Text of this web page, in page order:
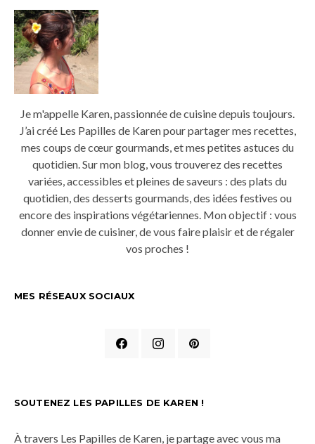
Je m'appelle Karen, passionnée de cuisine depuis toujours.
J’ai créé Les Papilles de Karen pour partager mes recettes,
mes coups de cœur gourmands, et mes petites astuces du
quotidien. Sur mon blog, vous trouverez des recettes
variées, accessibles et pleines de saveurs : des plats du
quotidien, des desserts gourmands, des idées festives ou
encore des inspirations végétariennes. Mon objectif : vous
donner envie de cuisiner, de vous faire plaisir et de régaler
vos proches !
MES RÉSEAUX SOCIAUX
SOUTENEZ LES PAPILLES DE KAREN !
À travers Les Papilles de Karen, je partage avec vous ma